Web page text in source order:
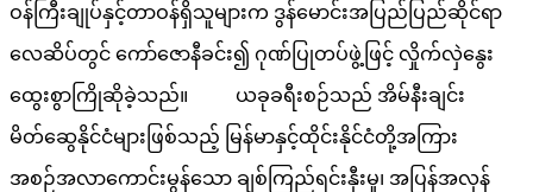
ဝန်ကြီးချုပ်နှင့်တာဝန်ရှိသူများက ဒွန်မောင်းအပြည်ပြည်ဆိုင်ရာ
လေဆိပ်တွင် ကော်ဇောနီခင်း၍ ဂုဏ်ပြုတပ်ဖွဲ့ဖြင့် လှိုက်လှဲနွေး
ထွေးစွာကြိုဆိုခဲ့သည်။ ယခုခရီးစဉ်သည် အိမ်နီးချင်း
မိတ်ဆွေနိုင်ငံများဖြစ်သည့် မြန်မာနှင့်ထိုင်းနိုင်ငံတို့အကြား
အစဉ်အလာကောင်းမွန်သော ချစ်ကြည်ရင်းနှီးမှု၊ အပြန်အလှန်